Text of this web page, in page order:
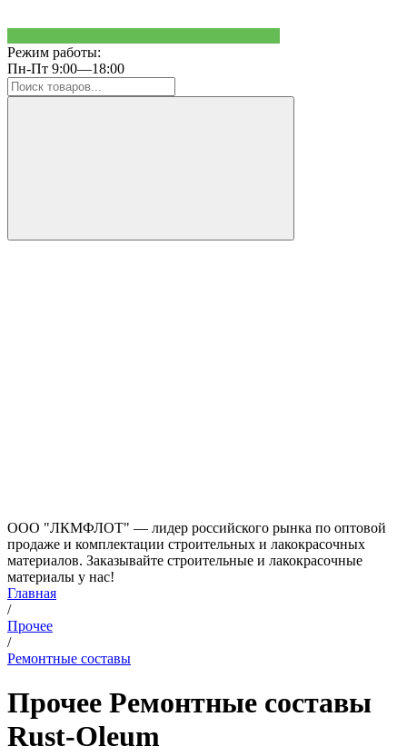
Режим работы:
Пн-Пт 9:00—18:00
ООО "ЛКМФЛОТ" — лидер российского рынка по оптовой
продаже и комплектации строительных и лакокрасочных
материалов. Заказывайте строительные и лакокрасочные
материалы у нас!
Главная
/
Прочее
/
Ремонтные составы
Прочее Ремонтные составы
Rust-Oleum